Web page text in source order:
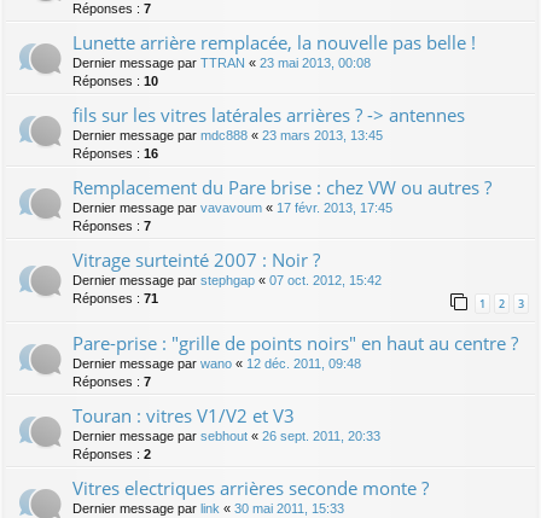
Réponses : 7
Lunette arrière remplacée, la nouvelle pas belle !
Dernier message par TTRAN « 23 mai 2013, 00:08
Réponses : 10
fils sur les vitres latérales arrières ? -> antennes
Dernier message par mdc888 « 23 mars 2013, 13:45
Réponses : 16
Remplacement du Pare brise : chez VW ou autres ?
Dernier message par vavavoum « 17 févr. 2013, 17:45
Réponses : 7
Vitrage surteinté 2007 : Noir ?
Dernier message par stephgap « 07 oct. 2012, 15:42
Réponses : 71 1 2 3
Pare-prise : "grille de points noirs" en haut au centre ?
Dernier message par wano « 12 déc. 2011, 09:48
Réponses : 7
Touran : vitres V1/V2 et V3
Dernier message par sebhout « 26 sept. 2011, 20:33
Réponses : 2
Vitres electriques arrières seconde monte ?
Dernier message par link « 30 mai 2011, 15:33